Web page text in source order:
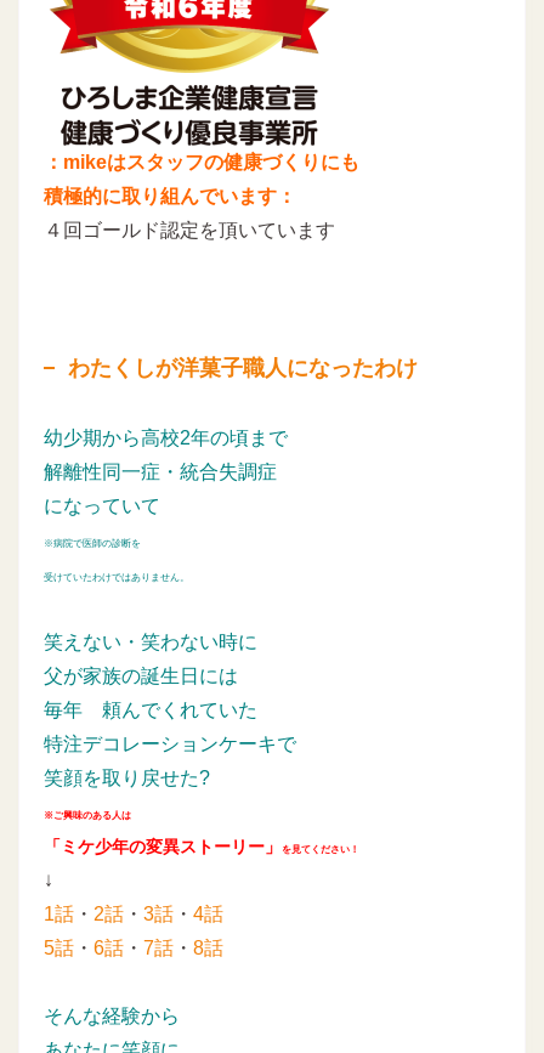
：mikeはスタッフの健康づくりにも
積極的に取り組んでいます：
４回ゴールド認定を頂いています
わたくしが洋菓子職人になったわけ
幼少期から高校2年の頃まで
解離性同一症・統合失調症
になっていて
※病院で医師の診断を
受けていたわけではありません。
笑えない・笑わない時に
父が家族の誕生日には
毎年 頼んでくれていた
特注デコレーションケーキで
笑顔を取り戻せた?
※ご興味のある人は
「ミケ少年の変異ストーリー」 を見てください！
↓
1話 ・ 2話 ・ 3話 ・ 4話
5話 ・ 6話 ・ 7話 ・ 8話
そんな経験から